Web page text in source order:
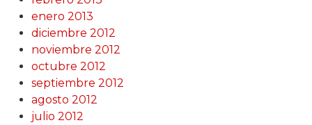
enero 2013
diciembre 2012
noviembre 2012
octubre 2012
septiembre 2012
agosto 2012
julio 2012